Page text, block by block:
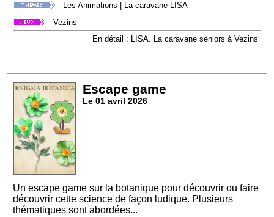
Les Animations
La caravane LISA
Vezins
En détail : LISA. La caravane seniors à Vezins
Escape game
Le 01 avril 2026
Un escape game sur la botanique pour découvrir ou faire
découvrir cette science de façon ludique. Plusieurs
thématiques sont abordées...